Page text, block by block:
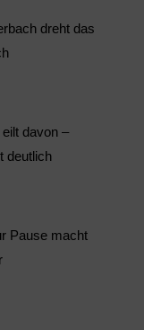
dreht das
davon –
deutlich
Pause macht